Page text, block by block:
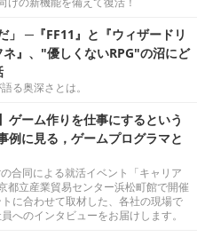
」 ─『FF11』と『ウィザードリ
ネ』、"優しくないRPG"の沼にど
る奥深さとは。
ゲーム作りを仕事にするという
例に見る，ゲームプログラマと
合同による就活イベント「キャリア
都立産業貿易センター浜松町館で開催
に合わせて取材した、各社の現場で
へのインタビューをお届けします。